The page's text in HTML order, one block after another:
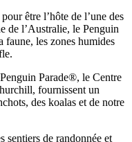
être l’hôte de l’une des
de l’Australie, le Penguin
faune, les zones humides
Parade®, le Centre
fournissent un
des koalas et de notre
sentiers de randonnée et